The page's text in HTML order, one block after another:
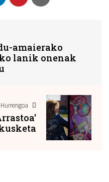
amaierako
lanik onenak
Hurrengoa